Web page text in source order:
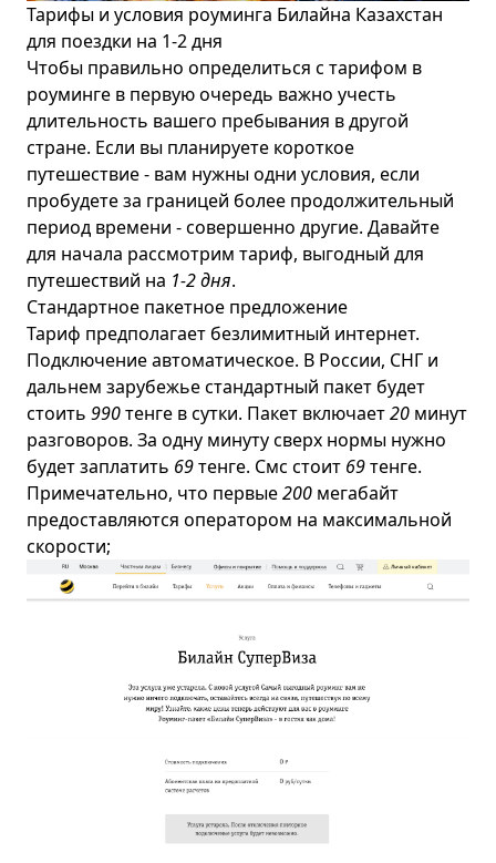
Тарифы и условия роуминга Билайна Казахстан
для поездки на 1-2 дня
Чтобы правильно определиться с тарифом в
роуминге в первую очередь важно учесть
длительность вашего пребывания в другой
стране. Если вы планируете короткое
путешествие - вам нужны одни условия, если
пробудете за границей более продолжительный
период времени - совершенно другие. Давайте
для начала рассмотрим тариф, выгодный для
путешествий на 1-2 дня.
Стандартное пакетное предложение
Тариф предполагает безлимитный интернет.
Подключение автоматическое. В России, СНГ и
дальнем зарубежье стандартный пакет будет
стоить 990тенге в сутки. Пакет включает20 минут
разговоров. За одну минуту сверх нормы нужно
будет заплатить 69тенге. Смс стоит 69тенге.
Примечательно, что первые200 мегабайт
предоставляются оператором на максимальной
скорости;